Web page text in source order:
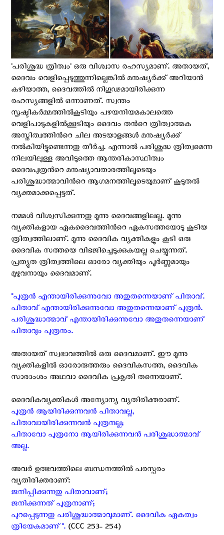
'പരിശുദ്ധ ത്രിത്വം' ഒരു വിശ്വാസ രഹസ്യമാണ്. അതായത്,
ദൈവം വെളിപ്പെടുത്തുന്നില്ലെങ്കില്‍ മനുഷ്യര്‍ക്ക് അറിയാന്‍
കഴിയാത്ത, ദൈവത്തില്‍ നിഗൂഢമായിരിക്കുന്ന
രഹസ്യങ്ങളില്‍ ഒന്നാണത്. സ്വന്തം
സൃഷ്ടികര്‍മ്മത്തില്‍കൂടിയും പഴയനിയമകാലത്തെ
വെളിപാടുകളില്‍ക്കൂടിയും ദൈവം തന്‍റെ ത്രിത്വാത്മക
അസ്തിത്വത്തിന്‍റെ ചില അടയാളങ്ങള്‍ മനുഷ്യര്‍ക്ക്
നല്‍കിയിട്ടുണ്ടെന്നതു തീര്‍ച്ച. എന്നാല്‍ പരിശുദ്ധ ത്രിത്വമെന്ന
നിലയിലുള്ള അവിടുത്തെ ആന്തരികാസ്ഥിത്വം
ദൈവപുത്രന്‍റെ മനുഷ്യാവതാരത്തിലൂടെയും
പരിശുദ്ധാത്മാവിന്‍റെ ആഗമനത്തിലൂടെയുമാണ് കൂടുതൽ
വ്യക്തമാക്കപ്പെട്ടത്.
നമ്മള്‍ വിശ്വസിക്കുന്നതു മൂന്നു ദൈവങ്ങളിലല്ല. മൂന്നു
വ്യക്തികളായ ഏകദൈവത്തിന്‍റെ ഏകസത്തയോടു കൂടിയ
ത്രിത്വത്തിലാണ്. മൂന്നു ദൈവിക വ്യക്തികളും കൂടി ഒരു
ദൈവിക സത്തയെ വിഭജിച്ചെടുക്കുകയല്ല ചെയ്യുന്നത്.
പ്രത്യുത ത്രിത്വത്തിലെ ഓരോ വ്യക്തിയും പൂര്‍ണ്ണമായും
മുഴുവനായും ദൈവമാണ്.
"പുത്രന്‍ എന്തായിരിക്കുന്നുവോ അതുതന്നെയാണ് പിതാവ്.
പിതാവ് എന്തായിരിക്കുന്നുവോ അതുതന്നെയാണ് പുത്രന്‍.
പരിശുദ്ധാത്മാവ് എന്തായിരിക്കുന്നുവോ അതുതന്നെയാണ്
പിതാവും പുത്രനും.
അതായത് സ്വഭാവത്തില്‍‍ ഒരു ദൈവമാണ്. ഈ മൂന്നു
വ്യക്തികളില്‍ ഓരോരുത്തരും ദൈവികസത്ത, ദൈവിക
സാരാംശം അഥവാ ദൈവിക പ്രകൃതി തന്നെയാണ്.
ദൈവികവ്യക്തികള്‍ അന്യോന്യ വ്യതിരിക്തരാണ്.
പുത്രന്‍ ആയിരിക്കുന്നവന്‍ പിതാവല്ല,
പിതാവായിരിക്കുന്നവന്‍ പുത്രനല്ല;
പിതാവോ പുത്രനോ ആയിരിക്കുന്നവന്‍ പരിശുദ്ധാത്മാവ്
അല്ല.
അവര്‍ ഉത്ഭവത്തിലെ ബന്ധനത്തില്‍ പരസ്പരം
വ്യതിരിക്തരാണ്:
ജനിപ്പിക്കുന്നതു പിതാവാണ്;
ജനിക്കുന്നത് പുത്രനാണ്;
പുറപ്പെടുന്നതു പരിശുദ്ധാത്മാവുമാണ്. ദൈവിക ഏകത്വം
ത്രിയേകമാണ്". (CCC 253- 254)